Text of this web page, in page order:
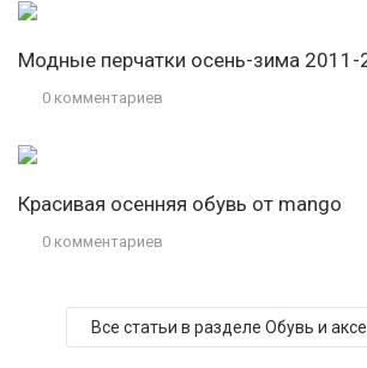
Модные перчатки осень-зима 2011-
0 комментариев
Красивая осенняя обувь от mango
0 комментариев
Все статьи в разделе Обувь и